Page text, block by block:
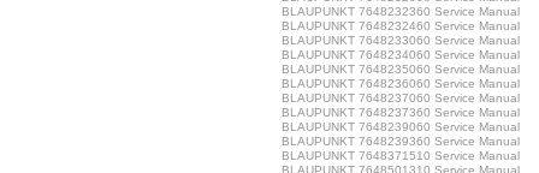
BLAUPUNKT 7648232360 Service Manual
BLAUPUNKT 7648232460 Service Manual
BLAUPUNKT 7648233060 Service Manual
BLAUPUNKT 7648234060 Service Manual
BLAUPUNKT 7648235060 Service Manual
BLAUPUNKT 7648236060 Service Manual
BLAUPUNKT 7648237060 Service Manual
BLAUPUNKT 7648237360 Service Manual
BLAUPUNKT 7648239060 Service Manual
BLAUPUNKT 7648239360 Service Manual
BLAUPUNKT 7648371510 Service Manual
BLAUPUNKT 7648501310 Service Manual